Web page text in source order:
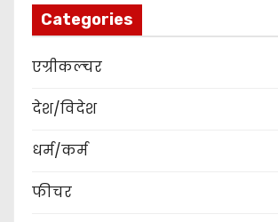
Categories
एग्रीकल्चर
देश/विदेश
धर्म/कर्म
फीचर